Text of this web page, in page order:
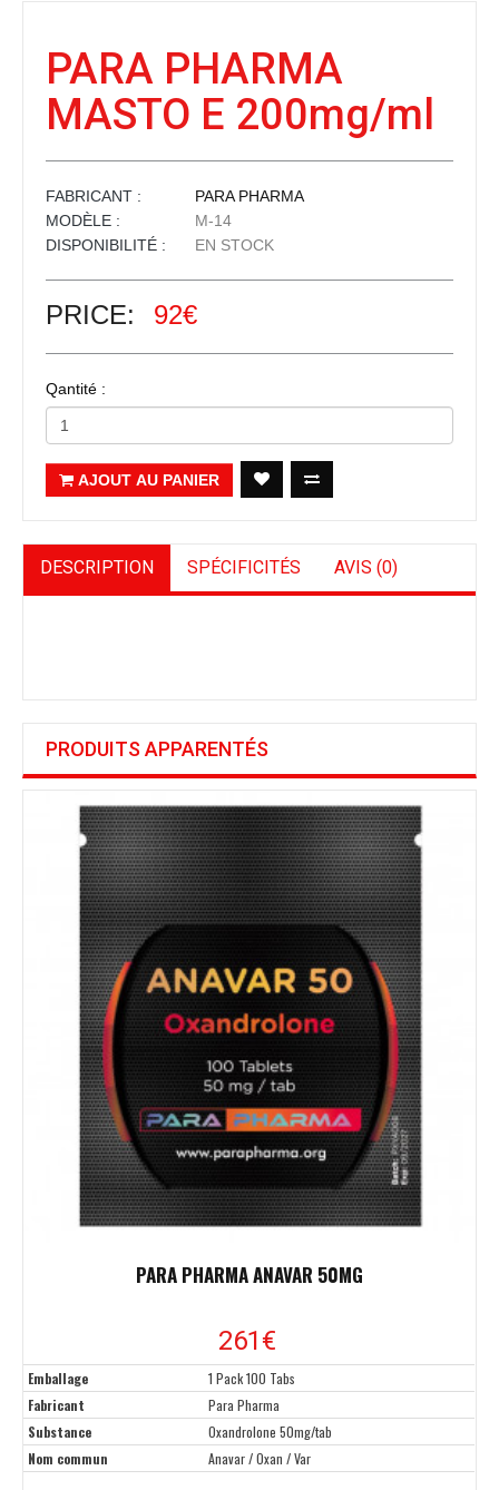
PARA PHARMA
MASTO E 200mg/ml
FABRICANT :
PARA PHARMA
MODÈLE :
M-14
DISPONIBILITÉ :
EN STOCK
PRICE: 92€
Qantité :
AJOUT AU PANIER
DESCRIPTION SPÉCIFICITÉS AVIS (0)
PRODUITS APPARENTÉS
PARA PHARMA ANAVAR 50MG
261€
Emballage
1 Pack 100 Tabs
Fabricant
Para Pharma
Substance
Oxandrolone 50mg/tab
Nom commun
Anavar / Oxan / Var